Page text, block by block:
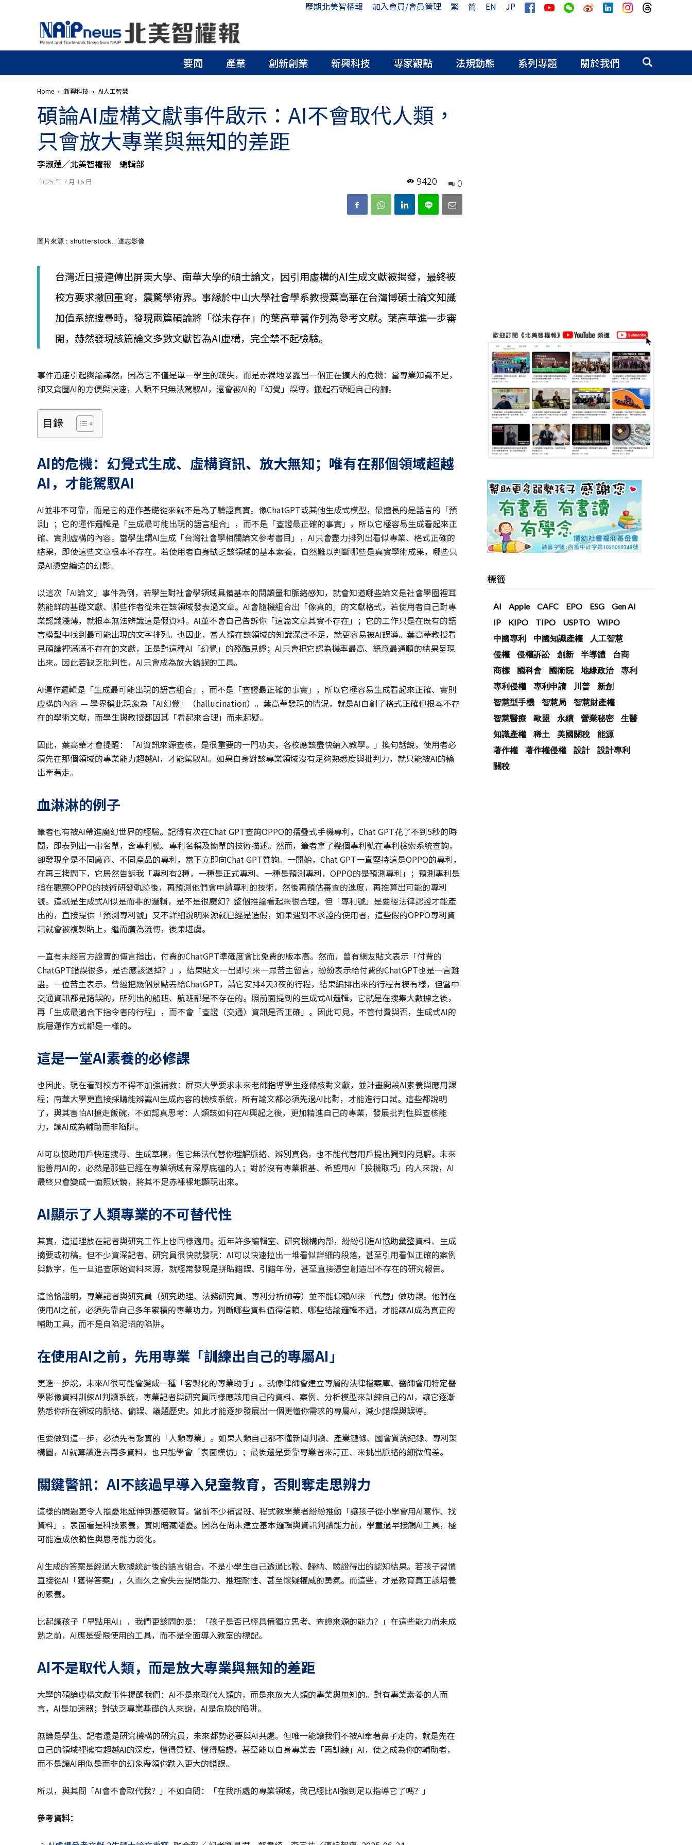
歷期北美智權報 加入會員/會員管理 繁 简 EN
JP
北
美
智
權
│
請
│
商
標
申
請
│
智
顧
│
專
利
佈
局
國
專
要聞 產業 創新創業 新興科技 專家觀點 法規動態 系列專題 關於我們
Home 新興科技 AI人工智慧
碩論AI虛構文獻事件啟示：AI不會取代人類，
只會放大專業與無知的差距
李淑蓮╱北美智權報 編輯部
2025 年 7 月 16 日 0
9420
圖片來源 : shutterstock、達志影像
台灣近日接連傳出屏東大學、南華大學的碩士論文，因引用虛構的AI生成文獻被揭發，最終被
校方要求撤回重寫，震驚學術界。事緣於中山大學社會學系教授葉高華在台灣博碩士論文知識
加值系統搜尋時，發現兩篇碩論將「從未存在」的葉高華著作列為參考文獻。葉高華進一步審
閱，赫然發現該篇論文多數文獻皆為AI虛構，完全禁不起檢驗。
事件迅速引起輿論譁然，因為它不僅是單一學生的疏失，而是赤裸地暴露出一個正在擴大的危機：當專業知識不足，
卻又貪圖AI的方便與快速，人類不只無法駕馭AI，還會被AI的「幻覺」誤導，搬起石頭砸自己的腳。
目錄
AI的危機：幻覺式生成、虛構資訊、放大無知； 唯有在那個領域超越
AI，才能駕馭AI
AI並非不可靠，而是它的運作基礎從來就不是為了驗證真實。像ChatGPT或其他生成式模型，最擅長的是語言的「預
測」；它的運作邏輯是「生成最可能出現的語言組合」，而不是「查證最正確的事實」，所以它極容易生成看起來正
確、實則虛構的內容。當學生請AI生成「台灣社會學相關論文參考書目」，AI只會盡力排列出看似專業、格式正確的
結果，即使這些文章根本不存在。若使用者自身缺乏該領域的基本素養，自然難以判斷哪些是真實學術成果，哪些只
是AI憑空編造的幻影。
以這次「AI論文」事件為例，若學生對社會學領域具備基本的閱讀量和脈絡感知，就會知道哪些論文是社會學圈裡耳
熟能詳的基礎文獻、哪些作者從未在該領域發表過文章。AI會隨機組合出「像真的」的文獻格式，若使用者自己對專
業認識淺薄，就根本無法辨識這是假資料。AI並不會自己告訴你「這篇文章其實不存在」；它的工作只是在既有的語
言模型中找到最可能出現的文字排列。也因此，當人類在該領域的知識深度不足，就更容易被AI誤導。葉高華教授看
見碩論裡滿滿不存在的文獻，正是對這種AI「幻覺」的殘酷見證；AI只會把它認為機率最高、語意最通順的結果呈現
出來。因此若缺乏批判性，AI只會成為放大錯誤的工具。
AI運作邏輯是「生成最可能出現的語言組合」，而不是「查證最正確的事實」，所以它極容易生成看起來正確、實則
虛構的內容 — 學界稱此現象為「AI幻覺」（hallucination）。葉高華發現的情況，就是AI自創了格式正確但根本不存
在的學術文獻，而學生與教授都因其「看起來合理」而未起疑。
因此，葉高華才會提醒：「AI資訊來源查核，是很重要的一門功夫，各校應該盡快納入教學。」換句話說，使用者必
須先在那個領域的專業能力超越AI，才能駕馭AI。如果自身對該專業領域沒有足夠熟悉度與批判力，就只能被AI的輸
出牽著走。
血淋淋的例子
筆者也有被AI帶進魔幻世界的經驗。記得有次在Chat GPT查詢OPPO的摺疊式手機專利，Chat GPT花了不到5秒的時
間，即表列出一串名單，含專利號、專利名稱及簡單的技術描述。然而，筆者拿了幾個專利號在專利檢索系統查詢，
卻發現全是不同廠商、不同產品的專利，當下立即向Chat GPT質詢。一開始，Chat GPT一直堅持這是OPPO的專利，
在再三拷問下，它居然告訴我「專利有2種，一種是正式專利、一種是預測專利，OPPO的是預測專利」；預測專利是
指在觀察OPPO的技術研發軌跡後，再預測他們會申請專利的技術，然後再預估審查的進度，再推算出可能的專利
號。這就是生成式AI似是而非的邏輯，是不是很魔幻？整個推論看起來很合理，但「專利號」是要經法律認證才能產
出的，直接提供「預測專利號」又不詳細說明來源就已經是造假，如果遇到不求證的使用者，這些假的OPPO專利資
訊就會被複製貼上，繼而廣為流傳，後果堪虞。
一直有未經官方證實的傳言指出，付費的ChatGPT準確度會比免費的版本高。然而，曾有網友貼文表示「付費的
ChatGPT錯誤很多，是否應該退掉？」，結果貼文一出即引來一眾苦主留言，紛紛表示給付費的ChatGPT也是一言難
盡。一位苦主表示，曾經把幾個景點丟給ChatGPT，請它安排4天3夜的行程，結果編排出來的行程有模有樣，但當中
交通資訊都是錯誤的，所列出的船班、航班都是不存在的。照前面提到的生成式AI邏輯，它就是在搜集大數據之後，
再「生成最適合下指令者的行程」，而不會「查證（交通）資訊是否正確」。因此可見，不管付費與否，生成式AI的
底層運作方式都是一樣的。
這是一堂AI素養的必修課
也因此，現在看到校方不得不加強補救：屏東大學要求未來老師指導學生逐條核對文獻，並計畫開設AI素養與應用課
程；南華大學更直接採購能辨識AI生成內容的檢核系統，所有論文都必須先過AI比對，才能進行口試。這些都說明
了，與其害怕AI搶走飯碗，不如認真思考：人類該如何在AI興起之後，更加精進自己的專業，發展批判性與查核能
力，讓AI成為輔助而非陷阱。
AI可以協助用戶快速搜尋、生成草稿，但它無法代替你理解脈絡、辨別真偽，也不能代替用戶提出獨到的見解。未來
能善用AI的，必然是那些已經在專業領域有深厚底蘊的人；對於沒有專業根基、希望用AI「投機取巧」的人來說，AI
最終只會變成一面照妖鏡，將其不足赤裸裸地顯現出來。
AI顯示了人類專業的不可替代性
其實，這道理放在記者與研究工作上也同樣適用。近年許多編輯室、研究機構內部，紛紛引進AI協助彙整資料、生成
摘要或初稿。但不少資深記者、研究員很快就發現：AI可以快速拉出一堆看似詳細的段落，甚至引用看似正確的案例
與數字，但一旦追查原始資料來源，就經常發現是拼貼錯誤、引錯年份，甚至直接憑空創造出不存在的研究報告。
這恰恰證明，專業記者與研究員（研究助理、法務研究員、專利分析師等）並不能仰賴AI來「代替」做功課。他們在
使用AI之前，必須先靠自己多年累積的專業功力，判斷哪些資料值得信賴、哪些結論邏輯不通，才能讓AI成為真正的
輔助工具，而不是自陷泥沼的陷阱。
在使用AI之前，先用專業「訓練出自己的專屬AI」
更進一步說，未來AI很可能會變成一種「客製化的專業助手」。就像律師會建立專屬的法律檔案庫、醫師會用特定醫
學影像資料訓練AI判讀系統，專業記者與研究員同樣應該用自己的資料、案例、分析模型來訓練自己的AI，讓它逐漸
熟悉你所在領域的脈絡、偏誤、議題歷史。如此才能逐步發展出一個更懂你需求的專屬AI，減少錯誤與誤導。
但要做到這一步，必須先有紮實的「人類專業」。如果人類自己都不懂新聞判讀、產業鏈條、國會質詢紀錄、專利架
構圖，AI就算讀進去再多資料，也只能學會「表面模仿」；最後還是要靠專業者來訂正、來挑出脈絡的細微偏差。
關鍵警訊：AI不該過早導入兒童教育，否則奪走思辨力
這樣的問題更令人擔憂地延伸到基礎教育。當前不少補習班、程式教學業者紛紛推動「讓孩子從小學會用AI寫作、找
資料」，表面看是科技素養，實則暗藏隱憂。因為在尚未建立基本邏輯與資訊判讀能力前，學童過早接觸AI工具，極
可能造成依賴性與思考能力弱化。
AI生成的答案是經過大數據統計後的語言組合，不是小學生自己透過比較、歸納、驗證得出的認知結果。若孩子習慣
直接從AI「獲得答案」，久而久之會失去提問能力、推理耐性、甚至懷疑權威的勇氣。而這些，才是教育真正該培養
的素養。
比起讓孩子「早點用AI」，我們更該問的是：「孩子是否已經具備獨立思考、查證來源的能力？」在這些能力尚未成
熟之前，AI應是受限使用的工具，而不是全面導入教室的標配。
AI不是取代人類，而是放大專業與無知的差距
大學的碩論虛構文獻事件提醒我們：AI不是來取代人類的，而是來放大人類的專業與無知的。對有專業素養的人而
言，AI是加速器；對缺乏專業基礎的人來說，AI是危險的陷阱。
無論是學生、記者還是研究機構的研究員，未來都勢必要與AI共處。但唯一能讓我們不被AI牽著鼻子走的，就是先在
自己的領域裡擁有超越AI的深度，懂得質疑、懂得驗證，甚至能以自身專業去「再訓練」AI，使之成為你的輔助者，
而不是讓AI用似是而非的幻象帶領你跌入更大的錯誤。
所以，與其問「AI會不會取代我？」不如自問：「在我所處的專業領域，我已經比AI強到足以指導它了嗎？」
參考資料：
標籤
AI Apple CAFC EPO ESG
Gen AI
IP
KIPO TIPO USPTO
WIPO
中國專利
中國知識產權
人工智慧
侵權
侵權訴訟 創新 半導體
台商
商標
國科會 國衛院 地緣政治
專利
專利侵權
專利申請 川普
新創
智慧型手機
智慧局
智慧財產權
智慧醫療
歐盟 永續 營業秘密
生醫
知識產權
稀土 美國關稅
能源
著作權
著作權侵權 設計
設計專利
關稅